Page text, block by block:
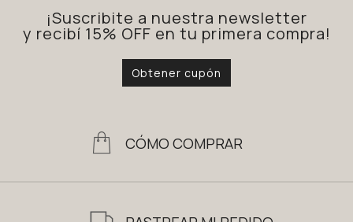
¡Suscribite a nuestra newsletter
y recibí 15% OFF en tu primera compra!
Obtener cupón
CÓMO COMPRAR